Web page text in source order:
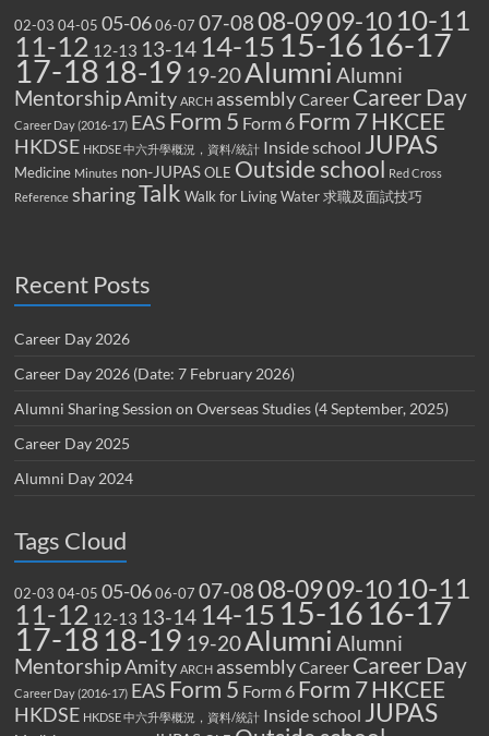
02-03 04-05 05-06 06-07 07-0808-0909-10 10-11
11-12 12-13 13-14 14-15 15-16 16-17
17-18 18-19 19-20Alumni Alumni
MentorshipAmity ARCH assemblyCareer Career Day
Career Day (2016-17) EAS Form 5 Form 6 Form 7HKCEE
HKDSE HKDSE 中六升學概況，資料/統計 Inside school JUPAS
Medicine Minutes non-JUPAS OLE Outside school Red Cross
Reference sharingTalk Walk for Living Water 求職及面試技巧
Recent Posts
Career Day 2026
Career Day 2026 (Date: 7 February 2026)
Alumni Sharing Session on Overseas Studies (4 September, 2025)
Career Day 2025
Alumni Day 2024
Tags Cloud
02-03 04-05 05-06 06-07 07-0808-0909-10 10-11
11-12 12-13 13-14 14-15 15-16 16-17
17-18 18-19 19-20Alumni Alumni
MentorshipAmity ARCH assemblyCareer Career Day
Career Day (2016-17) EAS Form 5 Form 6 Form 7HKCEE
HKDSE HKDSE 中六升學概況，資料/統計 Inside school JUPAS